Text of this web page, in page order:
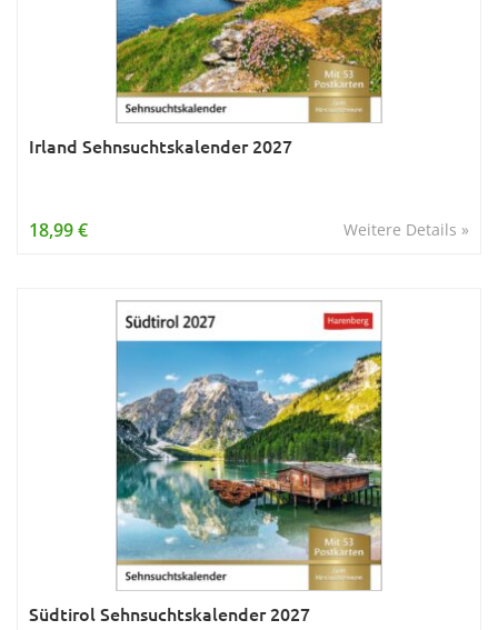
Irland Sehnsuchtskalender 2027
Weitere Details »
18,99 €
Südtirol Sehnsuchtskalender 2027